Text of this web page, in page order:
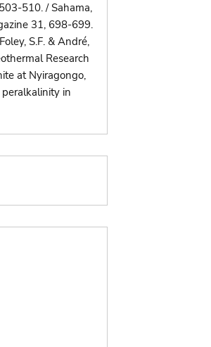
510. / Sahama,
31, 698-699.
S.F. & André,
Research
at Nyiragongo,
peralkalinity in